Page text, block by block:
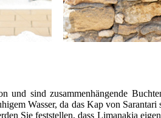
sind zusammenhängende
Wasser, da das Kap von
Sie feststellen, dass Limanakia